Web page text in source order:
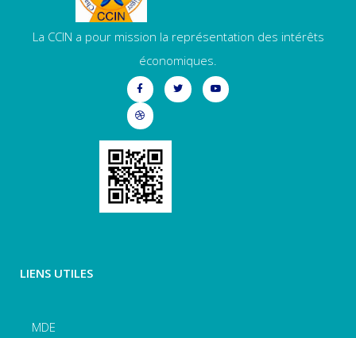
La CCIN a pour mission la représentation des intérêts
économiques.
LIENS UTILES
MDE